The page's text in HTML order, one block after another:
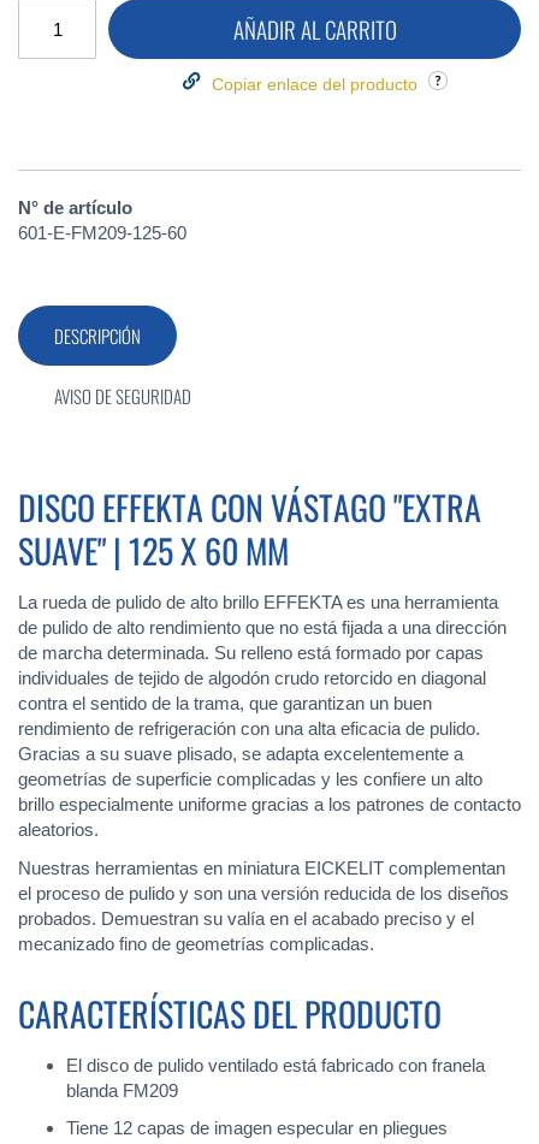
AÑADIR AL CARRITO
Copiar enlace del producto
N° de artículo
601-E-FM209-125-60
DESCRIPCIÓN
DISCO EFFEKTA CON VÁSTAGO "EXTRA
SUAVE" | 125 X 60 MM
La rueda de pulido de alto brillo EFFEKTA es una herramienta
de pulido de alto rendimiento que no está fijada a una dirección
de marcha determinada. Su relleno está formado por capas
individuales de tejido de algodón crudo retorcido en diagonal
contra el sentido de la trama, que garantizan un buen
rendimiento de refrigeración con una alta eficacia de pulido.
Gracias a su suave plisado, se adapta excelentemente a
geometrías de superficie complicadas y les confiere un alto
brillo especialmente uniforme gracias a los patrones de contacto
aleatorios.
Nuestras herramientas en miniatura EICKELIT complementan
el proceso de pulido y son una versión reducida de los diseños
probados. Demuestran su valía en el acabado preciso y el
mecanizado fino de geometrías complicadas.
CARACTERÍSTICAS DEL PRODUCTO
El disco de pulido ventilado está fabricado con franela
blanda FM209
Tiene 12 capas de imagen especular en pliegues
AVISO DE SEGURIDAD